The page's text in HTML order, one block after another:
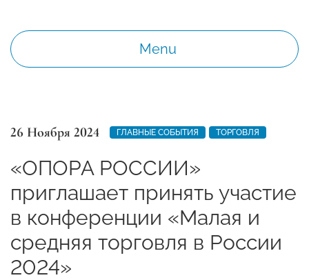
Menu
26 Ноября 2024 ГЛАВНЫЕ СОБЫТИЯ ТОРГОВЛЯ
«ОПОРА РОССИИ»
приглашает принять участие
в конференции «Малая и
средняя торговля в России
2024»